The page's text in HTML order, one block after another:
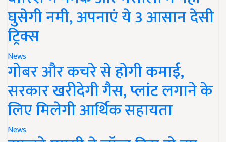
घुसेगी नमी, अपनाएं ये 3 आसान देसी
ट्रिक्स
News
गोबर और कचरे से होगी कमाई,
सरकार खरीदेगी गैस, प्लांट लगाने के
लिए मिलेगी आर्थिक सहायता
News